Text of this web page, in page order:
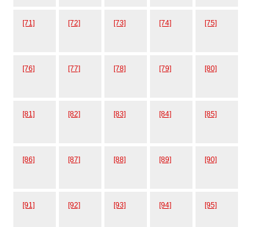
[71] [72] [73] [74] [75]
[76] [77] [78] [79] [80]
[81] [82] [83] [84] [85]
[86] [87] [88] [89] [90]
[91] [92] [93] [94] [95]